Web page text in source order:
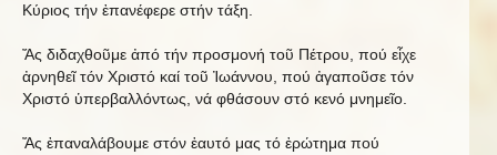
Κύριος τήν ἐπανέφερε στήν τάξη.
Ἄς διδαχθοῦμε ἀπό τήν προσμονή τοῦ Πέτρου, πού εἶχε
ἀρνηθεῖ τόν Χριστό καί τοῦ Ἰωάννου, πού ἀγαποῦσε τόν
Χριστό ὑπερβαλλόντως, νά φθάσουν στό κενό μνημεῖο.
Ἄς ἐπαναλάβουμε στόν ἑαυτό μας τό ἐρώτημα πού